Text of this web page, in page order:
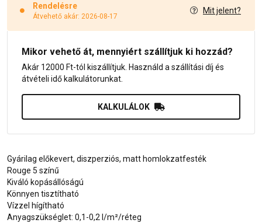
Rendelésre
Átvehető akár: 2026-08-17
Mit jelent?
Mikor vehető át, mennyiért szállítjuk ki hozzád?
Akár 12000 Ft-tól kiszállítjuk. Használd a szállítási díj és
átvételi idő kalkulátorunkat.
KALKULÁLOK
Gyárilag előkevert, diszperziós, matt homlokzatfesték
Rouge 5 színű
Kiváló kopásállóságú
Könnyen tisztítható
Vízzel hígítható
Anyagszükséglet: 0,1-0,2 l/m²/réteg